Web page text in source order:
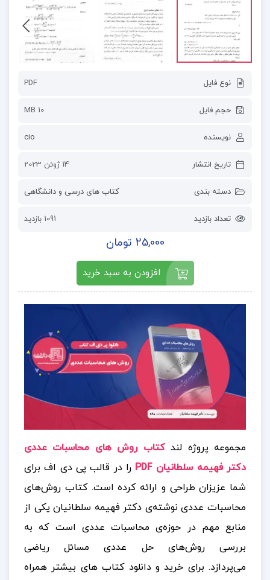
نوع فایل PDF
حجم فایل 10 MB
نویسنده cio
تاریخ انتشار 14 ژوئن 2023
دسته بندی کتاب های درسی و دانشگاهی
تعداد بازدید 1091 بازدید
25,000 تومان
افزودن به سبد خرید
مجموعه پروژه لندکتاب روش های محاسبات عددی
دکتر فهیمه سلطانیان PDF
را در قالب پی دی اف برای
شما عزیزان طراحی و ارائه کرده است. کتاب روش‌های
محاسبات عددی نوشته‌ی دکتر فهیمه سلطانیان یکی از
منابع مهم در حوزه‌ی محاسبات عددی است که به
بررسی روش‌های حل عددی مسائل ریاضی
می‌پردازد. برای خرید و دانلود کتاب های بیشتر همراه